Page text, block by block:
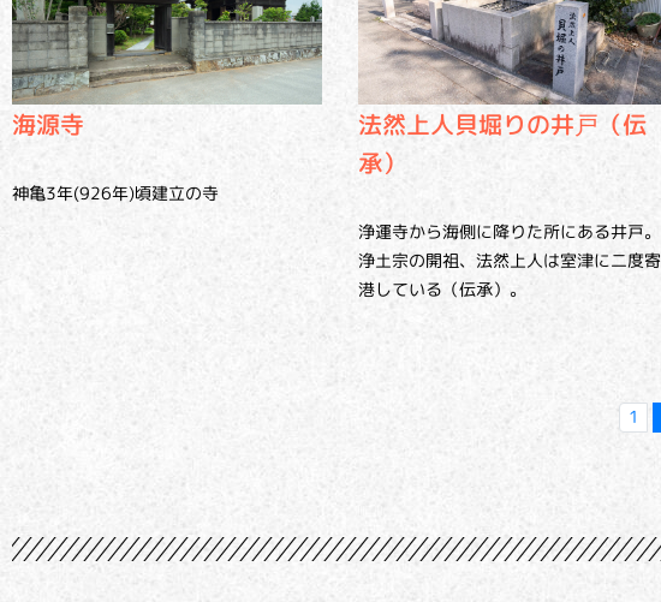
海源寺
神亀3年(926年)頃建立の寺
法然上人貝堀りの井戸（伝
承）
浄運寺から海側に降りた所にある井戸。
浄土宗の開祖、法然上人は室津に二度寄
港している（伝承）。
1